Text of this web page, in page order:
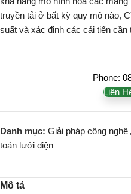
truyền tải ở bất kỳ quy mô nào,
suất và xác định các cải tiến cần
Phone:
Liên
Danh mục: Giải pháp công nghệ,
toán lưới điện
Mô tả